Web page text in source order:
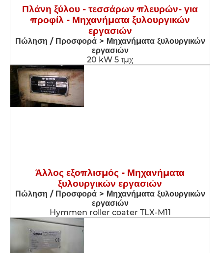
Πλάνη ξύλου - τεσσάρων πλευρών- για
προφίλ - Μηχανήματα ξυλουργικών
εργασιών
Πώληση / Προσφορά > Μηχανήματα ξυλουργικών
εργασιών
20 kW 5 τμχ
Άλλος εξοπλισμός - Μηχανήματα
ξυλουργικών εργασιών
Πώληση / Προσφορά > Μηχανήματα ξυλουργικών
εργασιών
Hymmen roller coater TLX-M11